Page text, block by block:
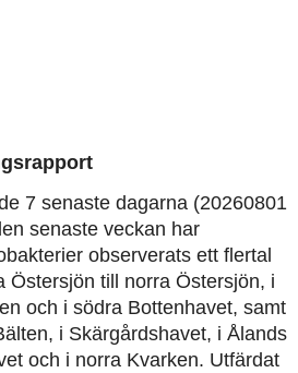
7 senaste dagarna (20260801
senaste veckan har
observerats ett flertal
Östersjön till norra Östersjön, i
och i södra Bottenhavet, samt
i Skärgårdshavet, i Ålands
och i norra Kvarken. Utfärdat